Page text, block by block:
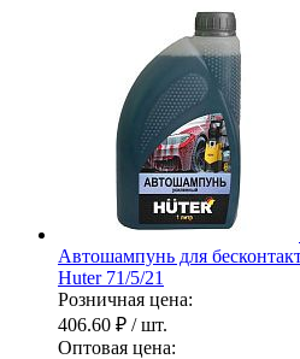
Автошампунь для
Huter 71/5/21
Розничная цена:
406.60 ₽ / шт.
Оптовая цена: